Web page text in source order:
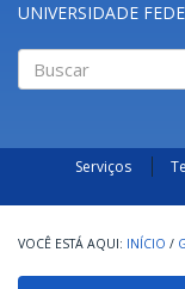
UNIVERSIDADE
Serviços
INÍCIO /